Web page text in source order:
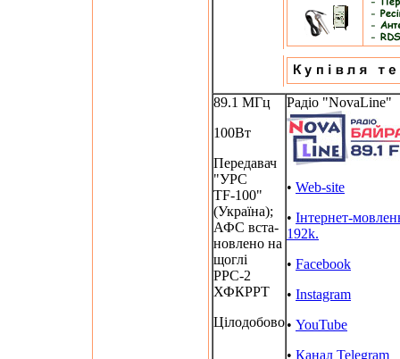
89.1 МГц
100Вт
Передавач
"УРС
TF-100"
(Україна);
АФС вста-
новлено на
щоглі
РРС-2
ХФКРРТ
Цілодобово
Радіо "NovaLine"
• Web-site
• Інтернет-
192k.
• Facebook
• Instagram
• YouTube
• Канал Telegram